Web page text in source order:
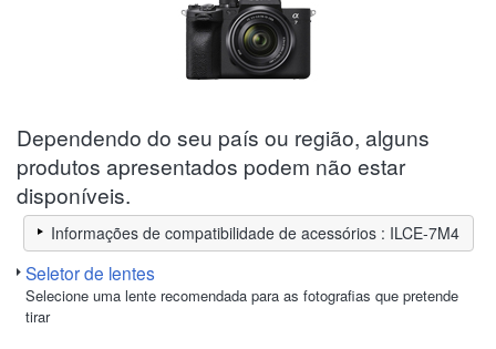
Dependendo do seu país ou região, alguns
produtos apresentados podem não estar
disponíveis.
Informações de compatibilidade de acessórios : ILCE-7M4
Seletor de lentes
Selecione uma lente recomendada para as fotografias que pretende
tirar